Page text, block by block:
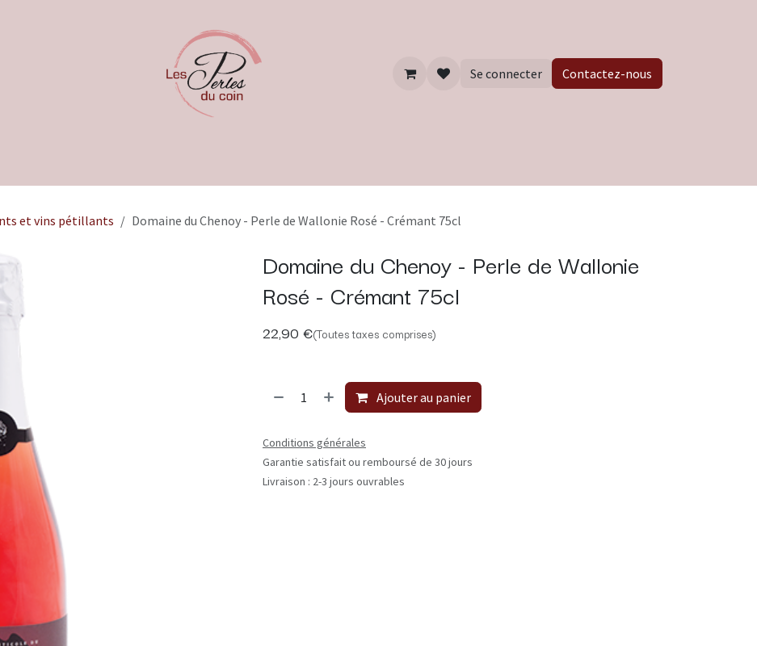
Se connecter Contactez-nous
et vins pétillants Domaine du Chenoy - Perle de Wallonie Rosé - Crémant 75cl
Domaine du Chenoy - Perle de Wallonie
Rosé - Crémant 75cl
22,90 €(Toutes taxes comprises)
Ajouter au panier
Conditions générales
Garantie satisfait ou remboursé de 30 jours
Livraison : 2-3 jours ouvrables